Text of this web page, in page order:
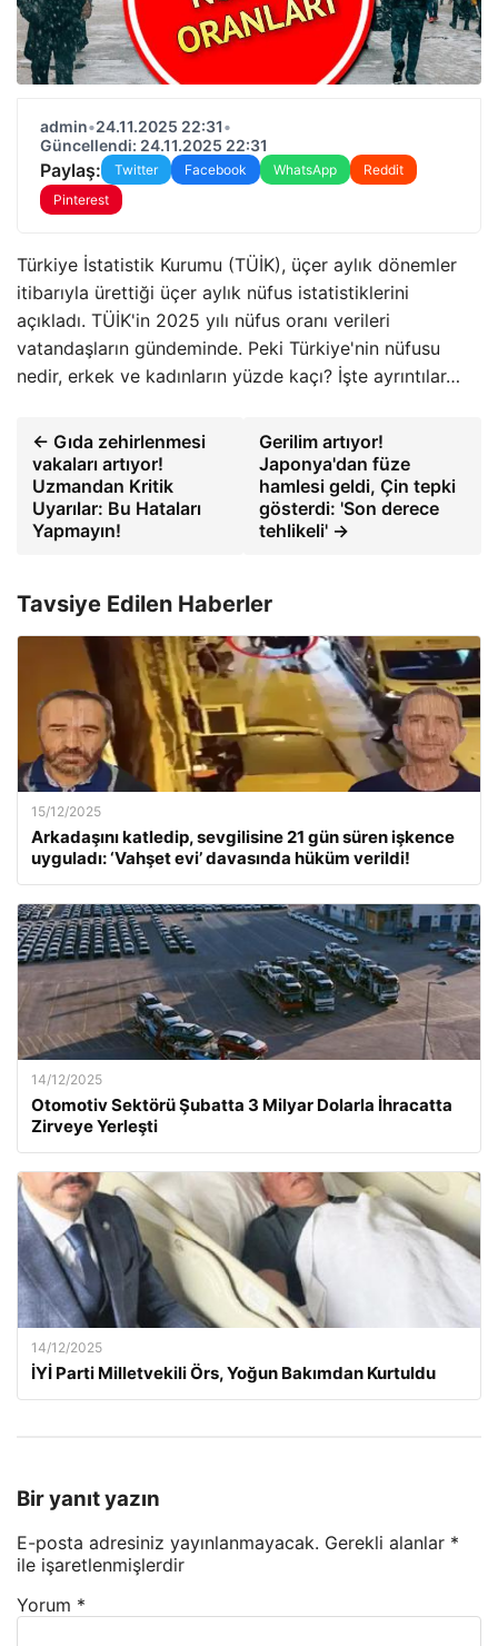
admin•24.11.2025 22:31•
Güncellendi: 24.11.2025 22:31
Paylaş: Twitter Facebook WhatsApp
Reddit
Pinterest
Türkiye İstatistik Kurumu (TÜİK), üçer aylık dönemler
itibarıyla ürettiği üçer aylık nüfus istatistiklerini
açıkladı. TÜİK'in 2025 yılı nüfus oranı verileri
vatandaşların gündeminde. Peki Türkiye'nin nüfusu
nedir, erkek ve kadınların yüzde kaçı? İşte ayrıntılar…
← Gıda zehirlenmesi
vakaları artıyor!
Uzmandan Kritik
Uyarılar: Bu Hataları
Yapmayın!
Gerilim artıyor!
Japonya'dan füze
hamlesi geldi, Çin tepki
gösterdi: 'Son derece
tehlikeli' →
Tavsiye Edilen Haberler
15/12/2025
Arkadaşını katledip, sevgilisine 21 gün süren işkence
uyguladı: ‘Vahşet evi’ davasında hüküm verildi!
14/12/2025
Otomotiv Sektörü Şubatta 3 Milyar Dolarla İhracatta
Zirveye Yerleşti
14/12/2025
İYİ Parti Milletvekili Örs, Yoğun Bakımdan Kurtuldu
Bir yanıt yazın
E-posta adresiniz yayınlanmayacak. Gerekli alanlar *
ile işaretlenmişlerdir
Yorum *